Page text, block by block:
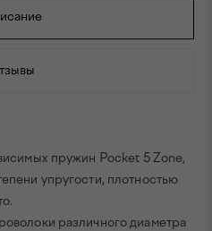
пружин Pocket 5 Zone,
упругости, плотностью
различного диаметра